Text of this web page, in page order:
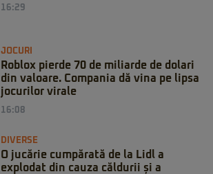
16:29
JOCURI
Roblox pierde 70 de miliarde de dolari
din valoare. Compania dă vina pe lipsa
jocurilor virale
16:08
DIVERSE
O jucărie cumpărată de la Lidl a
explodat din cauza căldurii și a